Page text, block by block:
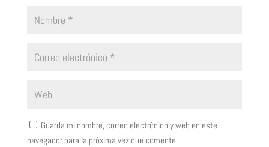
Guarda mi nombre, correo electrónico y web en este
navegador para la próxima vez que comente.